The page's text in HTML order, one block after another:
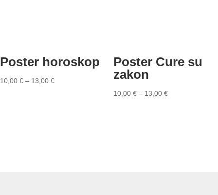
Poster horoskop
10,00 € – 13,00 €
Poster Cure su
zakon
10,00 €– 13,00 €